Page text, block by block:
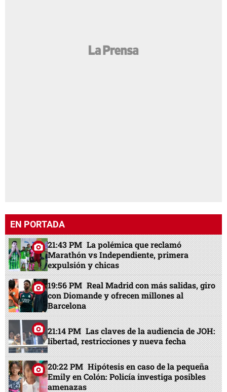
EN PORTADA
21:43 PM La polémica que reclamó
Marathón vs Independiente, primera
expulsión y chicas
19:56 PM Real Madrid con más salidas, giro
con Diomande y ofrecen millones al
Barcelona
21:14 PM Las claves de la audiencia de JOH:
libertad, restricciones y nueva fecha
20:22 PM Hipótesis en caso de la pequeña
Emily en Colón: Policía investiga posibles
amenazas